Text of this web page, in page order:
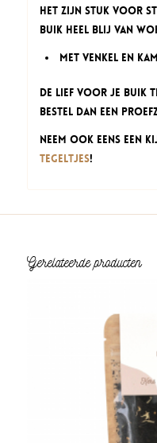
Het zijn stuk voor
buik heel blij van
Met venkel en
De Lief voor je Buik
Bestel dan een
Neem ook eens een
Tegeltjes!
Gerelateerde producten